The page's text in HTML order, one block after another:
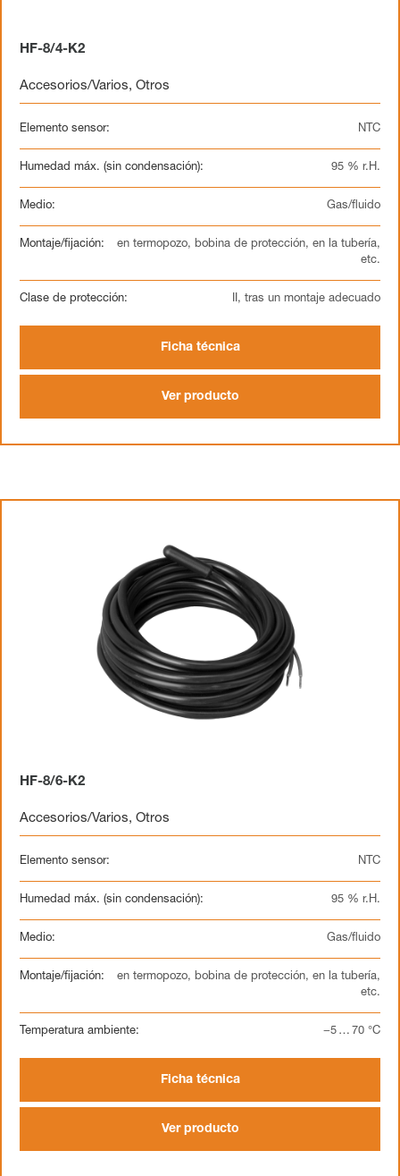
HF-8/4-K2
Accesorios/Varios, Otros
Elemento sensor: NTC
Humedad máx. (sin condensación): 95 % r.H.
Medio: Gas/fluido
Montaje/fijación:
en termopozo, bobina de protección, en la tubería,
etc.
Clase de protección: II, tras un montaje adecuado
Ficha técnica
Ver producto
HF-8/6-K2
Accesorios/Varios, Otros
Elemento sensor: NTC
Humedad máx. (sin condensación): 95 % r.H.
Medio: Gas/fluido
Montaje/fijación:
en termopozo, bobina de protección, en la tubería,
etc.
Temperatura ambiente: −5 … 70 °C
Ficha técnica
Ver producto